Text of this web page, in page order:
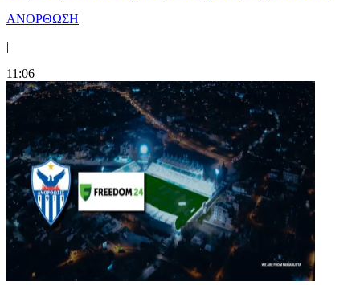
ΑΝΟΡΘΩΣΗ
|
11:06